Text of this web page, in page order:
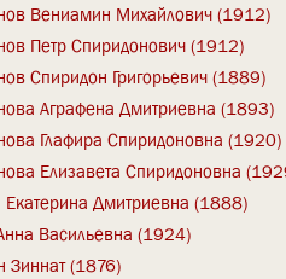
Вениамин Михайлович (1912)
Петр Спиридонович (1912)
Спиридон Григорьевич (1889)
Аграфена Дмитриевна (1893)
Глафира Спиридоновна (1920)
Елизавета Спиридоновна
Екатерина Дмитриевна (1888)
Васильевна (1924)
Зиннат (1876)